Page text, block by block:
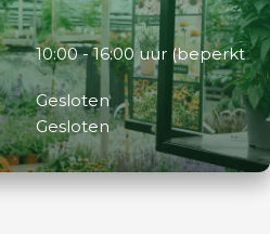
10:00 - 16:00 uur (beperkt
Gesloten
Gesloten